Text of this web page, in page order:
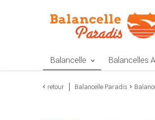
Balancelle Balancelles
retour Balancelle Paradis